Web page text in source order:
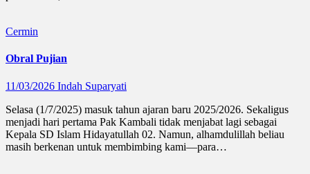
Cermin
Obral Pujian
11/03/2026 Indah Suparyati
Selasa (1/7/2025) masuk tahun ajaran baru 2025/2026. Sekaligus
menjadi hari pertama Pak Kambali tidak menjabat lagi sebagai
Kepala SD Islam Hidayatullah 02. Namun, alhamdulillah beliau
masih berkenan untuk membimbing kami—para…